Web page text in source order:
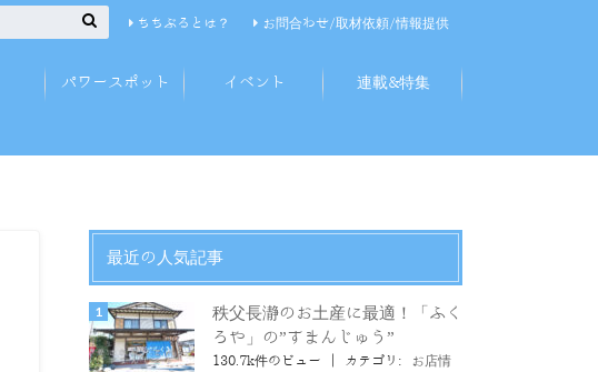
ちちぶるとは？ お問合わせ/取材依頼/情報提供
パワースポット イベント 連載&特集
最近の人気記事
秩父長瀞のお土産に最適！「ふく
ろや」の”すまんじゅう”
130.7k件のビュー カテゴリ:
お店情